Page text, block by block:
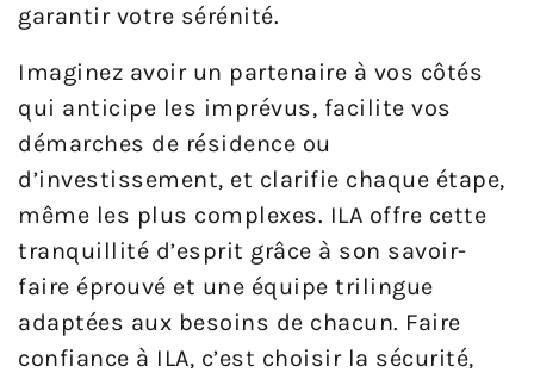
garantir votre sérénité.
Imaginez avoir un partenaire à vos côtés
qui anticipe les imprévus, facilite vos
démarches de résidence ou
d’investissement, et clarifie chaque étape,
même les plus complexes. ILA offre cette
tranquillité d’esprit grâce à son savoir-
faire éprouvé et une équipe trilingue
adaptées aux besoins de chacun. Faire
confiance à ILA, c’est choisir la sécurité,